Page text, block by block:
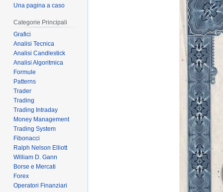
Una pagina a caso
Categorie Principali
Grafici
Analisi Tecnica
Analisi Candlestick
Analisi Algoritmica
Formule
Patterns
Trader
Trading
Trading Intraday
Money Management
Trading System
Fibonacci
Ralph Nelson Elliott
William D. Gann
Borse e Mercati
Forex
Operatori Finanziari